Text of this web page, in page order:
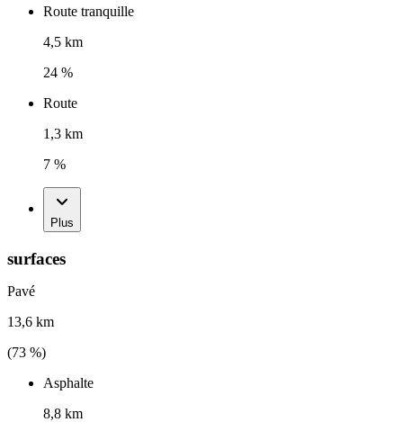
Route tranquille
4,5 km
24 %
Route
1,3 km
7 %
Plus
surfaces
Pavé
13,6 km
(73 %)
Asphalte
8,8 km